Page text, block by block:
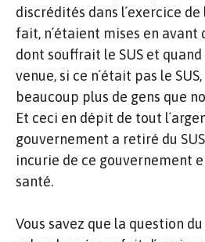
discrédités dans l´exercice
fait, n´étaient mises en avant
dont souffrait le SUS et
venue, si ce n´était pas le
beaucoup plus de gens que
Et ceci en dépit de tout
gouvernement a retiré du
incurie de ce gouvernement
santé.
Vous savez que la question du